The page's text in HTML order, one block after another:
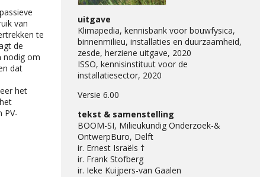
van
te
de
nodig om
dat
het
PV-
uitgave
Klimapedia, kennisbank voor bouwfysica,
binnenmilieu, installaties en duurzaamheid,
zesde, herziene uitgave, 2020
ISSO, kennisinstituut voor de
installatiesector, 2020
Versie 6.00
tekst & samenstelling
BOOM-SI, Milieukundig Onderzoek-&
OntwerpBuro, Delft
ir. Ernest Israëls †
ir. Frank Stofberg
ir. Ieke Kuijpers-van Gaalen